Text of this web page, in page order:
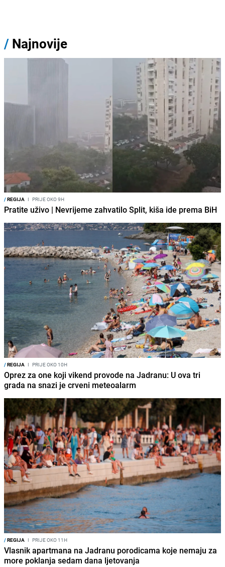
/ Najnovije
/REGIJA I PRIJE OKO 9H
Pratite uživo | Nevrijeme zahvatilo Split, kiša ide prema BiH
/REGIJA I PRIJE OKO 10H
Oprez za one koji vikend provode na Jadranu: U ova tri
grada na snazi je crveni meteoalarm
/REGIJA I PRIJE OKO 11H
Vlasnik apartmana na Jadranu porodicama koje nemaju za
more poklanja sedam dana ljetovanja